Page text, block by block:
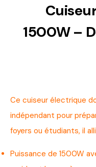
1500W –
Ce cuiseur électrique
indépendant pour
foyers ou étudiants, il
Puissance de 1500W